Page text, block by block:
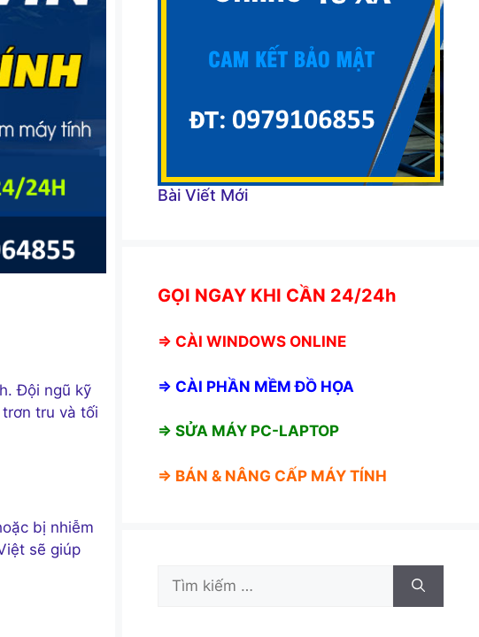
Đội ngũ kỹ
tru và tối
bị nhiễm
sẽ giúp
Bài Viết Mới
GỌI NGAY KHI CẦN 24/24h
⇒ CÀI WINDOWS ONLINE
⇒ CÀI PHẦN MỀM ĐỒ HỌA
⇒ SỬA MÁY PC-LAPTOP
⇒ BÁN & NÂNG CẤP MÁY TÍNH
Tìm
kiếm